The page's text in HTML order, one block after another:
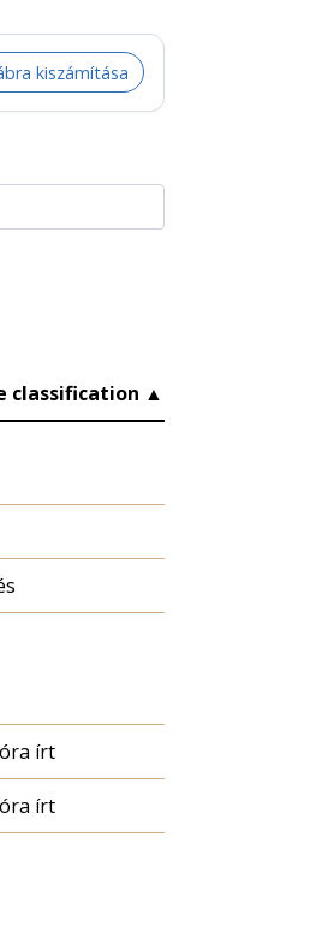
kiszámítása
classification ▲
írt
írt